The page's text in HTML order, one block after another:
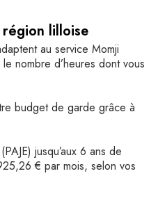
lilloise
au service Momji
nombre d’heures dont vous
budget de garde grâce à
jusqu’aux 6 ans de
€ par mois, selon vos